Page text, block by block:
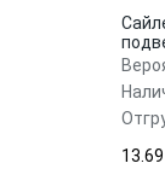
13.69